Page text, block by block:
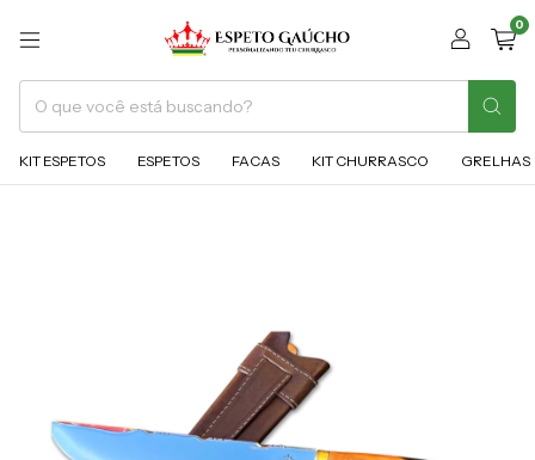
0
KIT ESPETOS ESPETOS FACAS KIT CHURRASCO GRELHAS